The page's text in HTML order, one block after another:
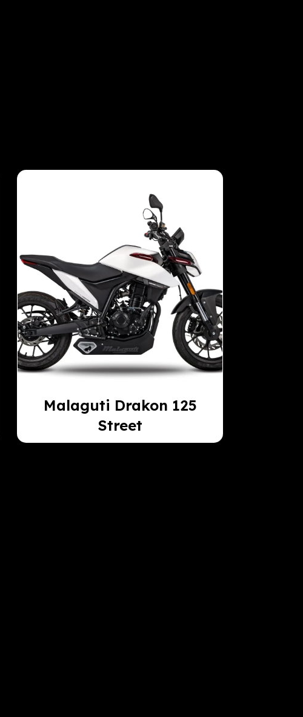
Malaguti Drakon 125
Street